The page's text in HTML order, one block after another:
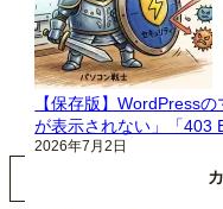
【保存版】WordPress
が表示されない」「403
2026年7月2日